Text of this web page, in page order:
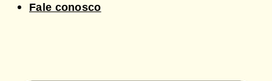
Fale conosco